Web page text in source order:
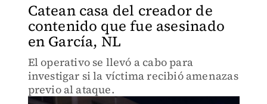
Catean casa del creador de
contenido que fue asesinado
en García, NL
El operativo se llevó a cabo para
investigar si la víctima recibió amenazas
previo al ataque.